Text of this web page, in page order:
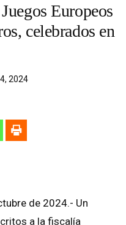
Europeos
celebrados en
2024
de 2024.- Un
a la fiscalía